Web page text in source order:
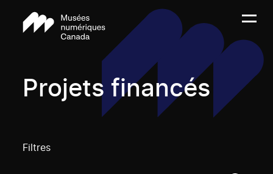
Projets financés
Filtres